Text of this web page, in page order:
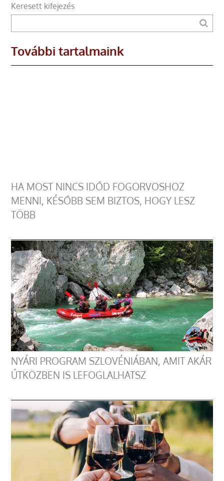
Keresett kifejezés
További tartalmaink
HA MOST NINCS IDŐD FOGORVOSHOZ
MENNI, KÉSŐBB SEM BIZTOS, HOGY LESZ
TÖBB
NYÁRI PROGRAM SZLOVÉNIÁBAN, AMIT AKÁR
ÚTKÖZBEN IS LEFOGLALHATSZ